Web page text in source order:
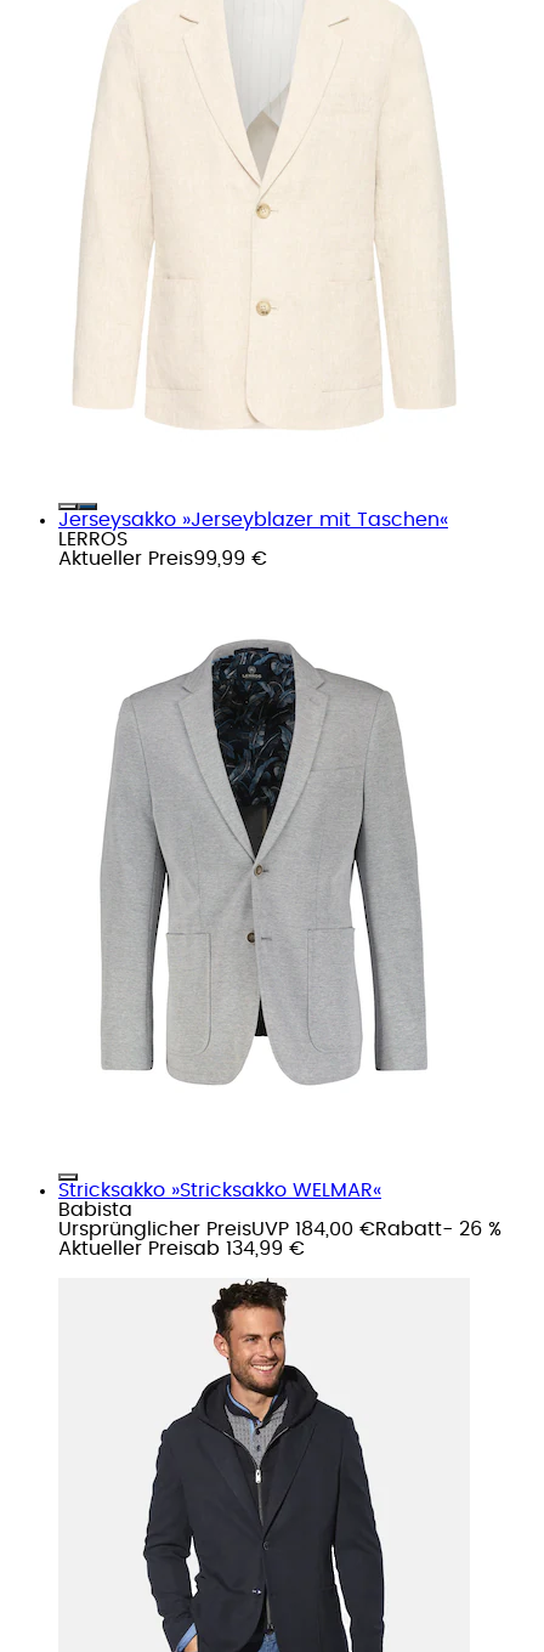
Jerseysakko »Jerseyblazer mit Taschen«
LERROS
Aktueller Preis99,99 €
Stricksakko »Stricksakko WELMAR«
Babista
Ursprünglicher PreisUVP 184,00 €Rabatt- 26 %
Aktueller Preisab 134,99 €